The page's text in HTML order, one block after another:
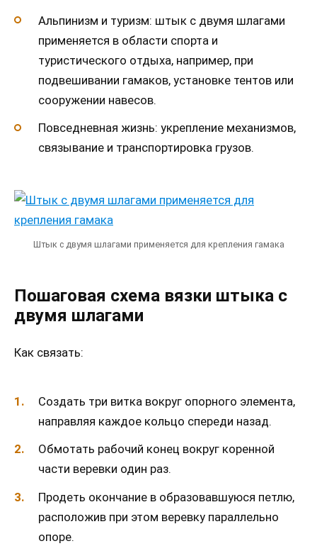
Альпинизм и туризм: штык с двумя шлагами
применяется в области спорта и
туристического отдыха, например, при
подвешивании гамаков, установке тентов или
сооружении навесов.
Повседневная жизнь: укрепление механизмов,
связывание и транспортировка грузов.
Штык с двумя шлагами применяется для крепления гамака
Пошаговая схема вязки штыка с
двумя шлагами
Как связать:
Создать три витка вокруг опорного элемента,
направляя каждое кольцо спереди назад.
Обмотать рабочий конец вокруг коренной
части веревки один раз.
Продеть окончание в образовавшуюся петлю,
расположив при этом веревку параллельно
опоре.